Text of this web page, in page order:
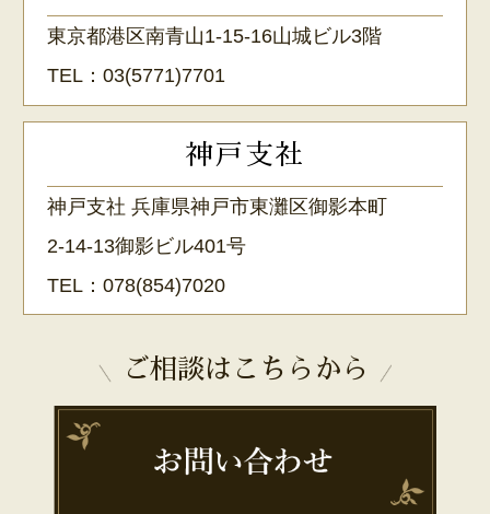
東京都港区南青山1-15-16山城ビル3階
TEL：03(5771)7701
神戸支社
神戸支社 兵庫県神戸市東灘区御影本町
2-14-13御影ビル401号
TEL：078(854)7020
ご相談はこちらから